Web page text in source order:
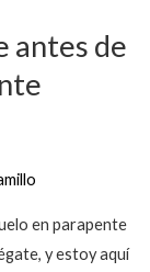
antes de
en parapente
y estoy aquí